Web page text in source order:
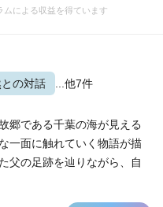
による収益を得ています
との対話 ...他7件
郷である千葉の海が見える
一面に触れていく物語が描
父の足跡を辿りながら、自